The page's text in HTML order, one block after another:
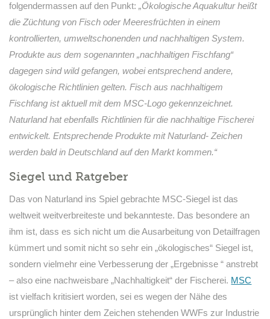
folgendermassen auf den Punkt:„Ökologische Aquakultur heißt
die Züchtung von Fisch oder Meeresfrüchten in einem
kontrollierten, umweltschonenden und nachhaltigen System.
Produkte aus dem sogenannten „nachhaltigen Fischfang“
dagegen sind wild gefangen, wobei entsprechend andere,
ökologische Richtlinien gelten. Fisch aus nachhaltigem
Fischfang ist aktuell mit dem MSC-Logo gekennzeichnet.
Naturland hat ebenfalls Richtlinien für die nachhaltige Fischerei
entwickelt. Entsprechende Produkte mit Naturland- Zeichen
werden bald in Deutschland auf den Markt kommen.“
Siegel und Ratgeber
Das von Naturland ins Spiel gebrachte MSC-Siegel ist das
weltweit weitverbreiteste und bekannteste. Das besondere an
ihm ist, dass es sich nicht um die Ausarbeitung von Detailfragen
kümmert und somit nicht so sehr ein „ökologisches“ Siegel ist,
sondern vielmehr eine Verbesserung der „Ergebnisse “ anstrebt
– also eine nachweisbare „Nachhaltigkeit“ der Fischerei. MSC
ist vielfach kritisiert worden, sei es wegen der Nähe des
ursprünglich hinter dem Zeichen stehenden WWFs zur Industrie